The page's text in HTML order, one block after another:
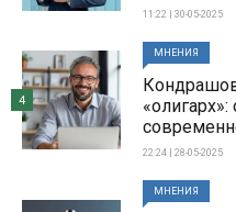
11:22 | 30-05-2025
МНЕНИЯ
22:24 | 28-05-2025
4
МНЕНИЯ